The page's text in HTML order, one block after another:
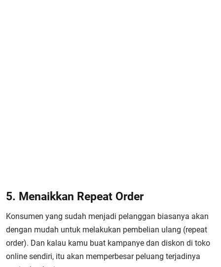
5. Menaikkan Repeat Order
Konsumen yang sudah menjadi pelanggan biasanya akan
dengan mudah untuk melakukan pembelian ulang (repeat
order). Dan kalau kamu buat kampanye dan diskon di toko
online sendiri, itu akan memperbesar peluang terjadinya